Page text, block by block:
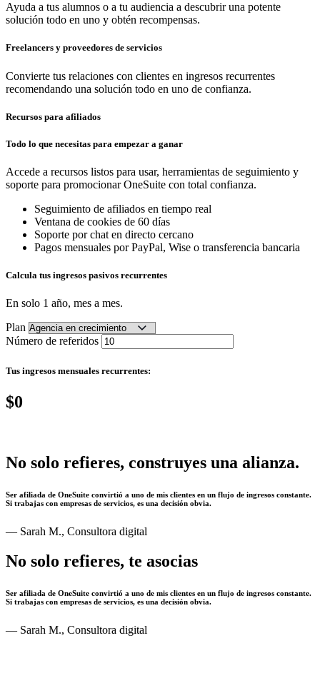
Ayuda a tus alumnos o a tu audiencia a descubrir una potente
solución todo en uno y obtén recompensas.
Freelancers y proveedores de servicios
Convierte tus relaciones con clientes en ingresos recurrentes
recomendando una solución todo en uno de confianza.
Recursos para afiliados
Todo lo que necesitas para empezar a ganar
Accede a recursos listos para usar, herramientas de seguimiento y
soporte para promocionar OneSuite con total confianza.
Seguimiento de afiliados en tiempo real
Ventana de cookies de 60 días
Soporte por chat en directo cercano
Pagos mensuales por PayPal, Wise o transferencia bancaria
Calcula tus ingresos pasivos recurrentes
En solo 1 año, mes a mes.
Plan
Número de referidos
Tus ingresos mensuales recurrentes:
$0
No solo refieres, construyes una alianza.
Ser afiliada de OneSuite convirtió a uno de mis clientes en un flujo de ingresos constante.
Si trabajas con empresas de servicios, es una decisión obvia.
— Sarah M., Consultora digital
No solo refieres, te asocias
Ser afiliada de OneSuite convirtió a uno de mis clientes en un flujo de ingresos constante.
Si trabajas con empresas de servicios, es una decisión obvia.
— Sarah M., Consultora digital